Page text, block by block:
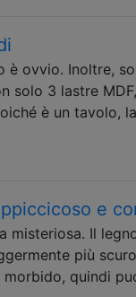
è ovvio. Inoltre,
solo 3 lastre
è un tavolo,
e
misteriosa. Il
più
quindi